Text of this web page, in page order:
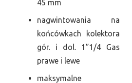
45 mm
nagwintowania na
końcówkach kolektora
gór. i dol. 1”1/4 Gas
prawe i lewe
maksymalne